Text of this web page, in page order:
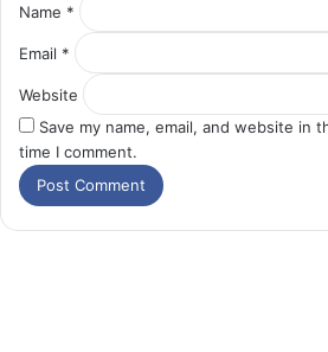
Name *
Email *
Website
Save my name, email, and website in
time I comment.